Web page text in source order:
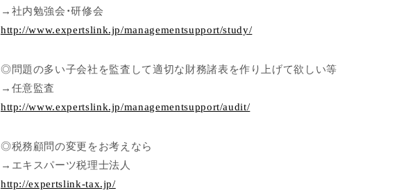
→社内勉強会・研修会
http://www.expertslink.jp/managementsupport/study/
◎問題の多い子会社を監査して適切な財務諸表を作り上げて欲しい等
→任意監査
http://www.expertslink.jp/managementsupport/audit/
◎税務顧問の変更をお考えなら
→エキスパーツ税理士法人
http://expertslink-tax.jp/